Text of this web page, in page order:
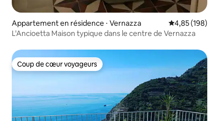
Appartement en résidence ⋅ Vernazza Évaluation
4,85 (198)
L'Ancioetta Maison typique dans le centre de Vernazza
Coup de cœur voyageurs
Coup de cœur voyageurs